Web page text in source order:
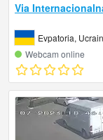
Via
Evpatoria,
Webcam online